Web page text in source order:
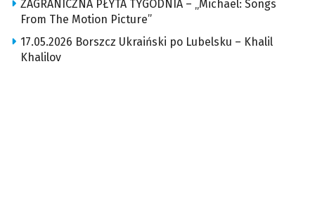
ZAGRANICZNA PŁYTA TYGODNIA – „Michael: Songs
From The Motion Picture”
17.05.2026 Borszcz Ukraiński po Lubelsku – Khalil
Khalilov